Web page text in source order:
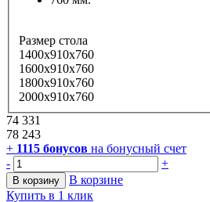
Размер стола
1400x910x760
1600x910x760
1800x910x760
2000x910x760
74 331
78 243
+ 1115 бонусов на бонусный счет
-
+
В корзину
В корзине
Купить в 1 клик